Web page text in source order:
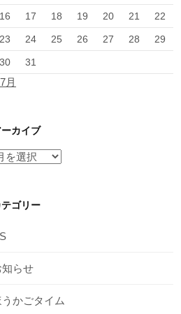
16 17 18 19 20 21 22
23 24 25 26 27 28 29
30 31
月
ーカイブ
テゴリー
知らせ
うかごタイム